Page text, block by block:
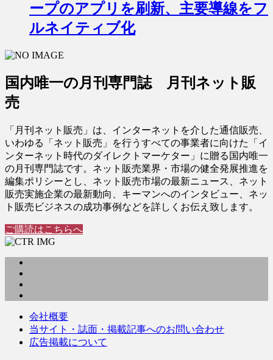
ープのアプリを刷新、主要導線をフ
ルネイティブ化
国内唯一の月刊専門誌 月刊ネット販
売
「月刊ネット販売」は、インターネットを介した通信販売、
いわゆる「ネット販売」を行うすべての事業者に向けた「イ
ンターネット時代のダイレクトマーケター」に贈る国内唯一
の月刊専門誌です。ネット販売業界・市場の健全発展推進を
編集ポリシーとし、ネット販売市場の最新ニュース、ネット
販売実施企業の最新動向、キーマンへのインタビュー、ネッ
ト販売ビジネスの成功事例などを詳しくお伝え致します。
ご購読はこちらへ
会社概要
当サイト・誌面・掲載記事へのお問い合わせ
広告掲載について